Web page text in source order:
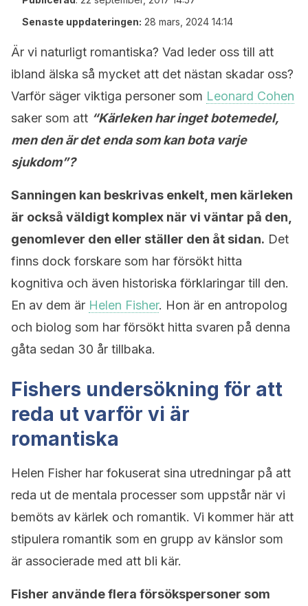
Senaste uppdateringen: 28 mars, 2024 14:14
Är vi naturligt romantiska? Vad leder oss till att
ibland älska så mycket att det nästan skadar oss?
Varför säger viktiga personer som Leonard Cohen
saker som att “Kärleken har inget botemedel,
men den är det enda som kan bota varje
sjukdom”?
Sanningen kan beskrivas enkelt, men kärleken
är också väldigt komplex när vi väntar på den,
genomlever den eller ställer den åt sidan. Det
finns dock forskare som har försökt hitta
kognitiva och även historiska förklaringar till den.
En av dem är Helen Fisher. Hon är en antropolog
och biolog som har försökt hitta svaren på denna
gåta sedan 30 år tillbaka.
Fishers undersökning för att
reda ut varför vi är
romantiska
Helen Fisher har fokuserat sina utredningar på att
reda ut de mentala processer som uppstår när vi
bemöts av kärlek och romantik. Vi kommer här att
stipulera romantik som en grupp av känslor som
är associerade med att bli kär.
Fisher använde flera försökspersoner som